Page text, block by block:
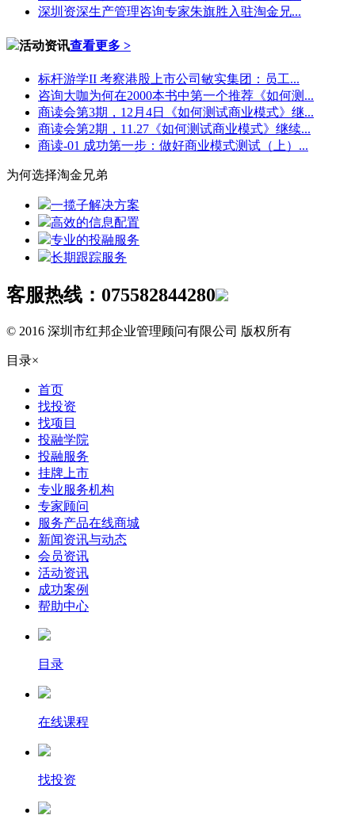
深圳资深生产管理咨询专家朱旗胜入驻淘金兄...
活动资讯查看更多 >
标杆游学II 考察港股上市公司敏实集团：员工...
咨询大咖为何在2000本书中第一个推荐《如何测...
商读会第3期，12月4日《如何测试商业模式》继...
商读会第2期，11.27《如何测试商业模式》继续...
商读-01 成功第一步：做好商业模式测试（上）...
为何选择淘金兄弟
一揽子解决方案
高效的信息配置
专业的投融服务
长期跟踪服务
客服热线： 075582844280
© 2016 深圳市红邦企业管理顾问有限公司 版权所有
目录×
首页
找投资
找项目
投融学院
投融服务
挂牌上市
专业服务机构
专家顾问
服务产品在线商城
新闻资讯与动态
会员资讯
活动资讯
成功案例
帮助中心
目录
在线课程
找投资